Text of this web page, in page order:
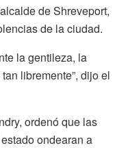
de Shreveport,
de la ciudad.
la gentileza, la
libremente”, dijo el
ordenó que las
ondearan a